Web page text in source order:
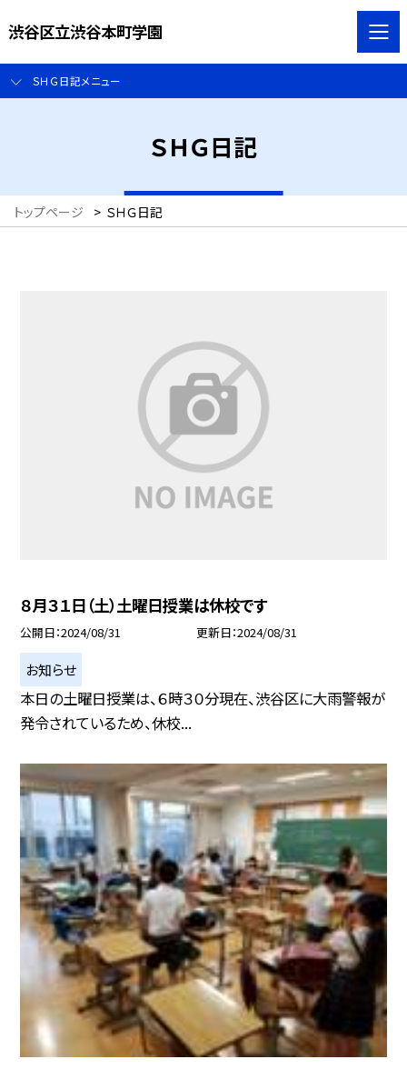
渋谷区立渋谷本町学園
ＳＨＧ日記メニュー
ＳＨＧ日記
トップページ > ＳＨＧ日記
８月３１日（土）土曜日授業は休校です
公開日 2024/08/31 更新日 2024/08/31
お知らせ
本日の土曜日授業は、６時３０分現在、渋谷区に大雨警報が
発令されているため、休校...